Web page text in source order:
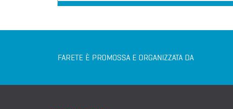
FARETE È PROMOSSA E ORGANIZZATA DA